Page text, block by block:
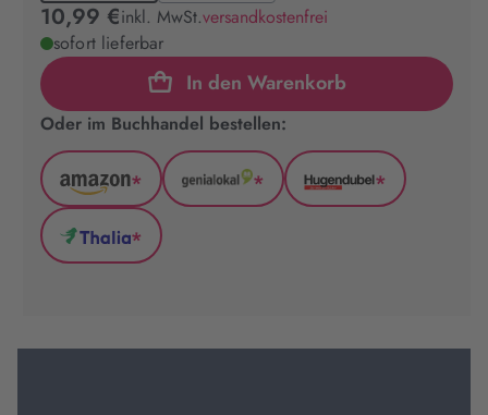
10,99 €inkl. MwSt.versandkostenfrei
sofort lieferbar
In den Warenkorb
Oder im Buchhandel bestellen:
Amazon
(wird
in
neuem
*
GenialLokal
*
Hugendubel
*
Thalia
Tab
*